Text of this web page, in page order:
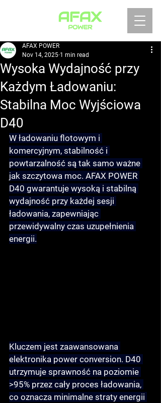
Wysoka Wydajność przy
Każdym Ładowaniu:
Stabilna Moc Wyjściowa
D40
AFAX POWER
Nov 14, 2025 1 min read
W ładowaniu flotowym i
komercyjnym, stabilność i
powtarzalność są tak samo ważne
jak szczytowa moc. AFAX POWER
D40 gwarantuje wysoką i stabilną
wydajność przy każdej sesji
ładowania, zapewniając
przewidywalny czas uzupełnienia
energii.
Kluczem jest zaawansowana
elektronika power conversion. D40
utrzymuje sprawność na poziomie
>95% przez cały proces ładowania,
co oznacza minimalne straty energii